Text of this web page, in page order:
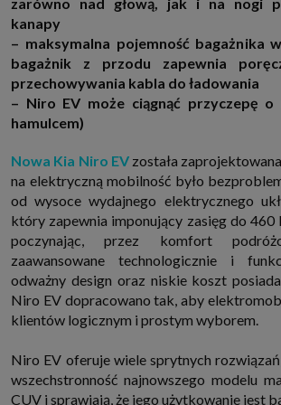
http://www.sagier.pl/
Jeżeli wyrazisz zgodę, o którą wyżej prosimy,
danych osobowych będą także nasi Zaufani
Partnerów możesz sprawdzić w każdym momencie
polityki prywatności
i tam też zmodyfikować lub cofnąć
Podstawa i cel przetwarzania
Twoje dane przetwarzamy w następujących celach:
w oparciu o treść regulaminu tego serwisu), to
Twoje dane w zakresie niezbędnym do realizacji tej
2. Zapewnianie bezpieczeństwa usługi (np.
konta nie loguje się nieuprawniona osoba),
statystycznych, ulepszanie naszych usług i
wygody użytkowników (np. personalizowanie treści
również prowadzenie marketingu i promocji
interesujesz się motoryzacją i oglądasz artykuły w
innych stronach internetowych, to możemy Ci
dotyczącą artykułu w serwisie biznesistyl.pl/
przetwarzanie danych to realizacja naszych
interesów.
Partnerzy oraz my dla podmiotów trzecich. Aby móc
Cię reklamy (np. produktu, którego możesz
ich przedstawiciele chcieliby mieć możliwość
danych związanych z odwiedzanymi przez
zarówno nad głową, jak i na nogi
kanapy
– maksymalna pojemność bagażnika
bagażnik z przodu zapewnia
przechowywania kabla do ładowania
– Niro EV może ciągnąć przyczepę o
hamulcem)
Nowa Kia Niro EVzostała
na elektryczną mobilność było
od wysoce wydajnego elektrycznego
który zapewnia imponujący zasięg do
poczynając, przez komfort
zaawansowane technologicznie i
odważny design oraz niskie koszt
Niro EV dopracowano tak, aby
klientów logicznym i prostym wyborem.
Niro EV oferuje wiele sprytnych
wszechstronność najnowszego modelu
CUV i sprawiają, że jego użytkowanie jest